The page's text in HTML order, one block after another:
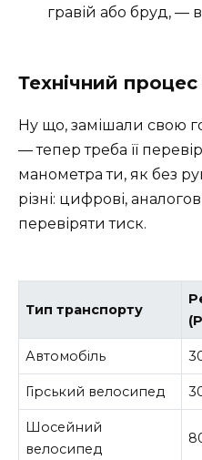
гравій або бруд, —
Технічний
Ну що, замішали свою
— тепер треба її
манометра ти, як без
різні: цифрові,
перевіряти тиск.
Тип транспорту
Автомобіль
Гірський велосипед
Шосейний
велосипед